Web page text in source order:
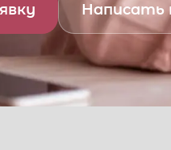
Написать